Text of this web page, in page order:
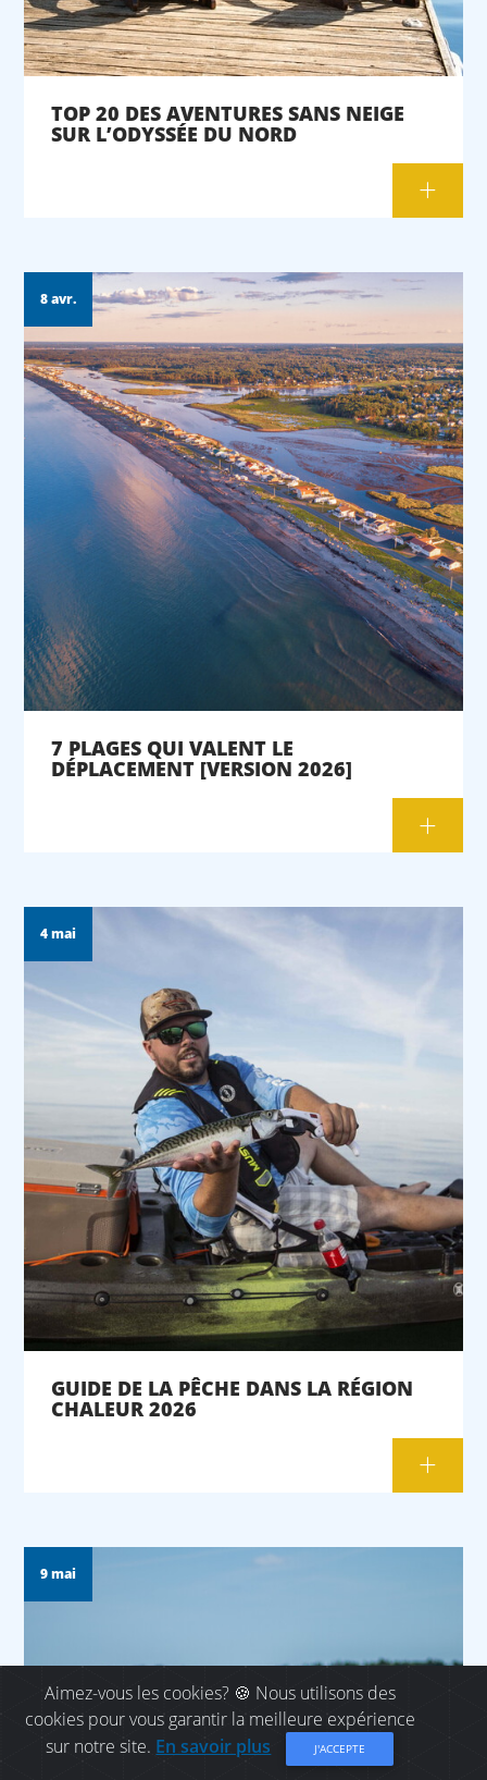
TOP 20 DES AVENTURES SANS NEIGE
SUR L’ODYSSÉE DU NORD
8 avr.
7 PLAGES QUI VALENT LE
DÉPLACEMENT [VERSION 2026]
4 mai
GUIDE DE LA PÊCHE DANS LA RÉGION
CHALEUR 2026
9 mai
Aimez-vous les cookies? 🍪 Nous utilisons des
cookies pour vous garantir la meilleure expérience
sur notre site. En savoir plus J'ACCEPTE